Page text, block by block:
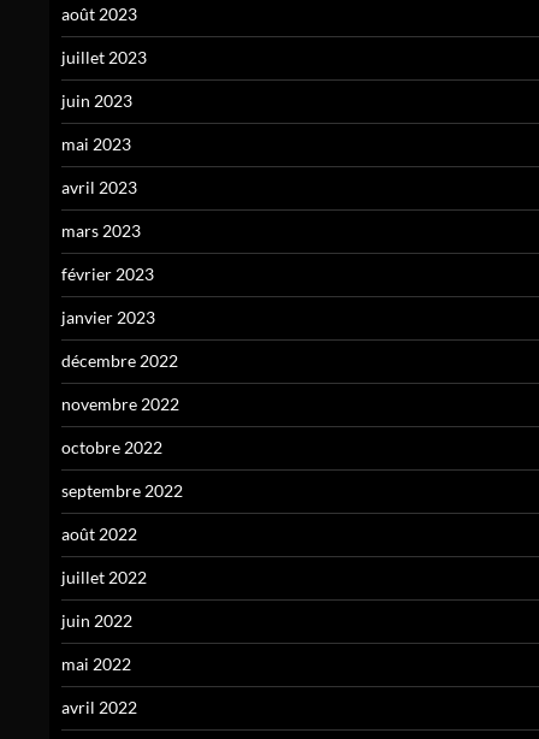
août 2023
juillet 2023
juin 2023
mai 2023
avril 2023
mars 2023
février 2023
janvier 2023
décembre 2022
novembre 2022
octobre 2022
septembre 2022
août 2022
juillet 2022
juin 2022
mai 2022
avril 2022